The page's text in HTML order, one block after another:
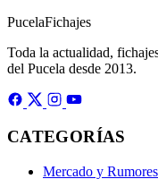
PucelaFichajes
Toda la actualidad,
del Pucela desde 2013.
CATEGORÍAS
Mercado y Rumores